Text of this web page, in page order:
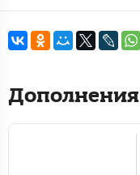
Дополнения